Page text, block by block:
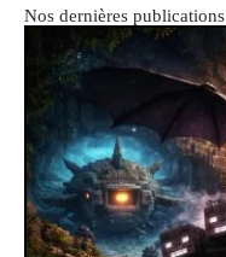
Nos dernières publications